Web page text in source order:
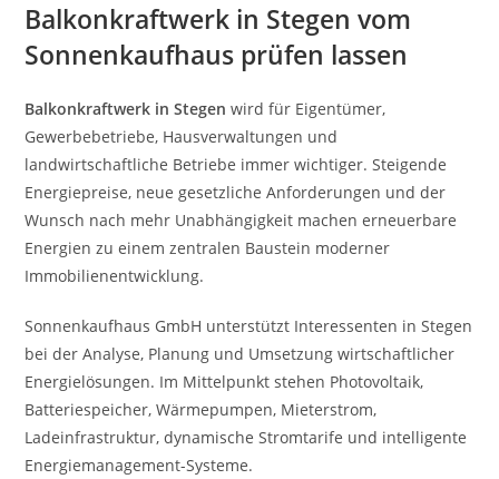
Balkonkraftwerk in Stegen vom
Sonnenkaufhaus prüfen lassen
Balkonkraftwerk in Stegen wird für Eigentümer,
Gewerbebetriebe, Hausverwaltungen und
landwirtschaftliche Betriebe immer wichtiger. Steigende
Energiepreise, neue gesetzliche Anforderungen und der
Wunsch nach mehr Unabhängigkeit machen erneuerbare
Energien zu einem zentralen Baustein moderner
Immobilienentwicklung.
Sonnenkaufhaus GmbH unterstützt Interessenten in Stegen
bei der Analyse, Planung und Umsetzung wirtschaftlicher
Energielösungen. Im Mittelpunkt stehen Photovoltaik,
Batteriespeicher, Wärmepumpen, Mieterstrom,
Ladeinfrastruktur, dynamische Stromtarife und intelligente
Energiemanagement-Systeme.